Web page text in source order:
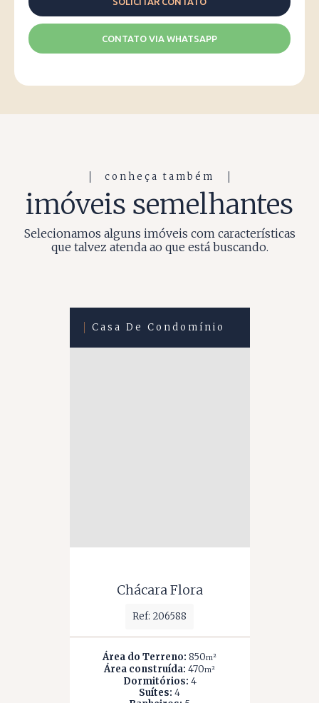
CONTATO VIA WHATSAPP
conheça também
imóveis semelhantes
Selecionamos alguns imóveis com características
que talvez atenda ao que está buscando.
Casa De Condomínio
Chácara Flora
Ref: 206588
Área do Terreno: 850m²
Área construída: 470m²
Dormitórios: 4
Suítes: 4